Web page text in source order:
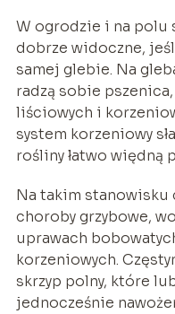
W ogrodzie i na polu
dobrze widoczne,
samej glebie. Na
radzą sobie
liściowych i
system korzeniowy
rośliny łatwo więdną
Na takim
choroby grzybowe,
uprawach
korzeniowych.
skrzyp polny, które
jednocześnie